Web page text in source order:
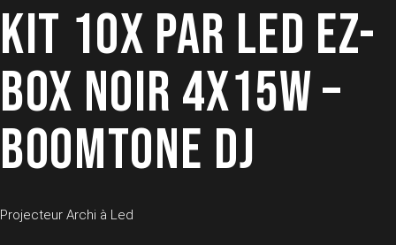
KIT 10X PAR LED EZ-
BOX NOIR 4X15W –
BOOMTONE DJ
Projecteur Archi à Led